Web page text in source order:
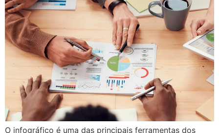
O infográfico é uma das principais ferramentas dos